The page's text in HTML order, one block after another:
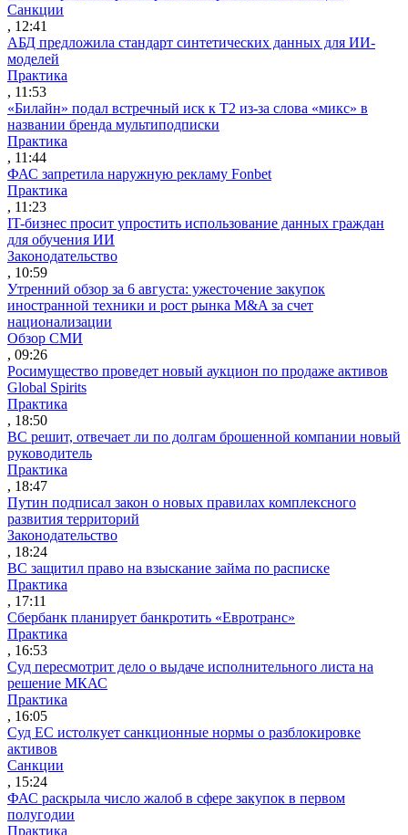
Санкции
, 12:41
АБД предложила стандарт синтетических данных для ИИ-
моделей
Практика
, 11:53
«Билайн» подал встречный иск к Т2 из-за слова «микс» в
названии бренда мультиподписки
Практика
, 11:44
ФАС запретила наружную рекламу Fonbet
Практика
, 11:23
IT-бизнес просит упростить использование данных граждан
для обучения ИИ
Законодательство
, 10:59
Утренний обзор за 6 августа: ужесточение закупок
иностранной техники и рост рынка M&A за счет
национализации
Обзор СМИ
, 09:26
Росимущество проведет новый аукцион по продаже активов
Global Spirits
Практика
, 18:50
ВС решит, отвечает ли по долгам брошенной компании новый
руководитель
Практика
, 18:47
Путин подписал закон о новых правилах комплексного
развития территорий
Законодательство
, 18:24
ВС защитил право на взыскание займа по расписке
Практика
, 17:11
Сбербанк планирует банкротить «Евротранс»
Практика
, 16:53
Суд пересмотрит дело о выдаче исполнительного листа на
решение МКАС
Практика
, 16:05
Суд ЕС истолкует санкционные нормы о разблокировке
активов
Санкции
, 15:24
ФАС раскрыла число жалоб в сфере закупок в первом
полугодии
Практика